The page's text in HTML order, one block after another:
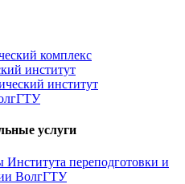
комплекс
институт
институт
услуги
Института переподготовки и
ВолгГТУ